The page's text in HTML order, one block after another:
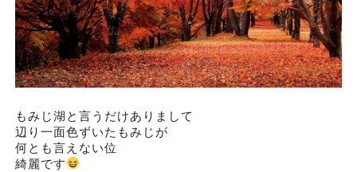
もみじ湖と言うだけありまして
辺り一面色ずいたもみじが
何とも言えない位
綺麗です